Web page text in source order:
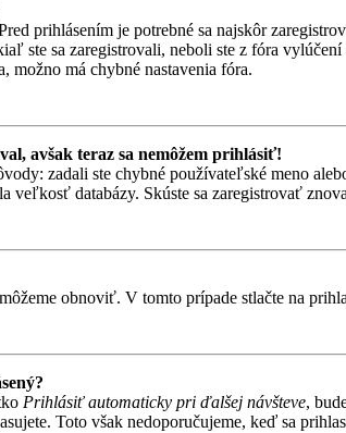
prihlásením je potrebné sa najskôr
ste sa zaregistrovali, neboli ste z fóra
možno má chybné nastavenia fóra.
avšak teraz sa nemôžem prihlásiť!
zadali ste chybné používateľské meno
veľkosť databázy. Skúste sa zaregistrovať
obnoviť. V tomto prípade stlačte na
Prihlásiť automaticky pri ďalšej návšteve,
Toto však nedoporučujeme, keď sa